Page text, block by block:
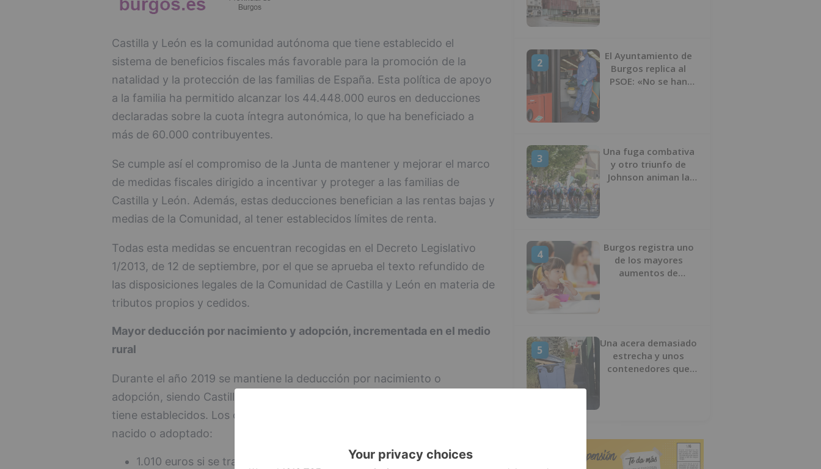
Castilla y León es la comunidad autónoma que tiene establecido el
sistema de beneficios fiscales más favorable para la promoción de la
natalidad y la protección de las familias de España. Esta política de apoyo
a la familia ha permitido alcanzar los 44.448.000 euros en deducciones
declaradas sobre la cuota íntegra autonómica, lo que ha beneficiado a
más de 60.000 contribuyentes.
Se cumple así el compromiso de la Junta de mantener y mejorar el marco
de medidas fiscales dirigido a incentivar y proteger a las familias de
Castilla y León. Además, estas deducciones benefician a las rentas bajas y
medias de la Comunidad, al tener establecidos límites de renta.
Todas esta medidas se encuentran recogidas en el Decreto Legislativo
1/2013, de 12 de septiembre, por el que se aprueba el texto refundido de
las disposiciones legales de la Comunidad de Castilla y León en materia de
tributos propios y cedidos.
Mayor deducción por nacimiento y adopción, incrementada en el medio
rural
Durante el año 2019 se mantiene la deducción por nacimiento o
adopción, siendo Castilla y León la que mayores importes de deducción
tiene establecidos. Los contribuyentes pueden deducirse por cada hijo
nacido o adoptado:
1.010 euros si se trata del primer hijo
2
El Ayuntamiento de
Burgos replica al
PSOE: «No se han
3
Una fuga combativa
y otro triunfo de
Johnson animan la
4
Burgos registra uno
de los mayores
aumentos de
5
Una acera demasiado
estrecha y unos
contenedores que